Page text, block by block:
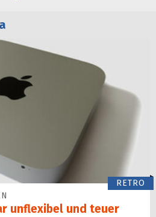
RETRO
unflexibel und teuer